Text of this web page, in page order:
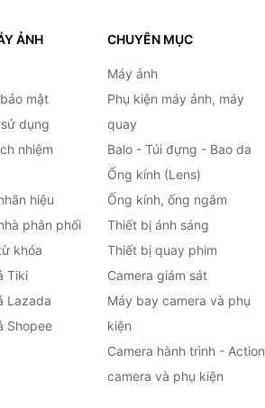
ẢNH
mật
dụng
nhiệm
hiệu
phân phối
khóa
Tiki
Lazada
Shopee
CHUYÊN MỤC
Máy ảnh
Phụ kiện máy ảnh, máy
quay
Balo - Túi đựng - Bao da
Ống kính (Lens)
Ống kính, ống ngắm
Thiết bị ánh sáng
Thiết bị quay phim
Camera giám sát
Máy bay camera và phụ
kiện
Camera hành trình - Action
camera và phụ kiện